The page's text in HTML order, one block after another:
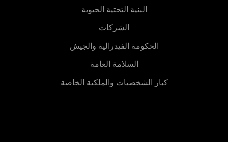
البنية التحتية الحيوية
الشركات
الحكومة الفيدرالية والجيش
السلامة العامة
كبار الشخصيات والملكية الخاصة